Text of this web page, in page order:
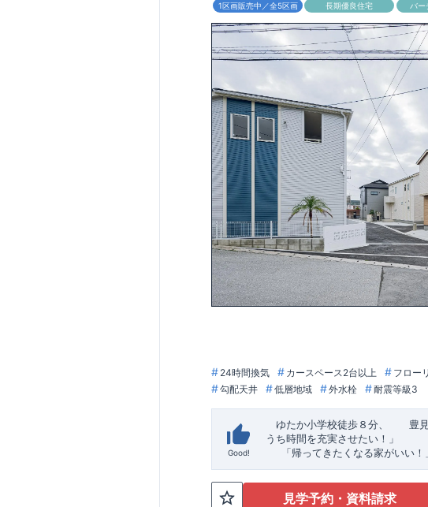
1区画販売中／全5区画 長期優良住宅 バー
24時間換気 カースペース2台以上 フロー
勾配天井
低層地域 外水栓 耐震等級3
Good!
ゆたか小学校徒歩８分、 豊見
うち時間を充実させたい！」
「帰ってきたくなる家がいい！
TEL:098-860-2201（火・水
見学予約・資料請求